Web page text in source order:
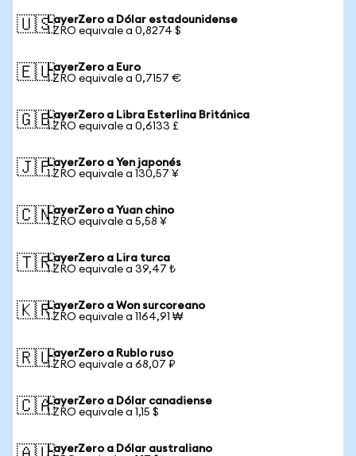
🇺🇸LayerZero a Dólar estadounidense
1 ZRO equivale a 0,8274 $
🇪🇺LayerZero a Euro
1 ZRO equivale a 0,7157 €
🇬🇧LayerZero a Libra Esterlina Británica
1 ZRO equivale a 0,6133 £
🇯🇵LayerZero a Yen japonés
1 ZRO equivale a 130,57 ¥
🇨🇳LayerZero a Yuan chino
1 ZRO equivale a 5,58 ¥
🇹🇷LayerZero a Lira turca
1 ZRO equivale a 39,47 ₺
🇰🇷LayerZero a Won surcoreano
1 ZRO equivale a 1164,91 ₩
🇷🇺LayerZero a Rublo ruso
1 ZRO equivale a 68,07 ₽
🇨🇦LayerZero a Dólar canadiense
1 ZRO equivale a 1,15 $
LayerZero a Dólar australiano